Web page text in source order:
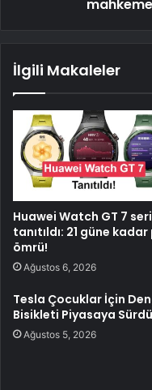
İlgili Makaleler
Huawei Watch GT 7
tanıtıldı: 21 güne kadar
ömrü!
Ağustos 6, 2026
Tesla Çocuklar İçin
Bisikleti Piyasaya Sürdü
Ağustos 5, 2026